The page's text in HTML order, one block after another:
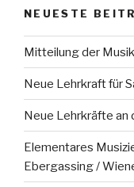
NEUESTE
Mitteilung der
Neue Lehrkraft für
Neue Lehrkräfte an
Elementares
Ebergassing /